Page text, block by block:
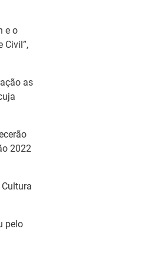
e o
Civil”,
as
2022
pelo